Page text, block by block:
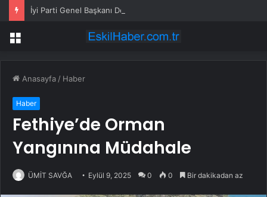
Menü
Anasayfa / Haber
Haber
Fethiye’de Orman
Yangınına Müdahale
ÜMİT SAVĞA Eylül 9, 2025 0 0 Bir dakikadan az